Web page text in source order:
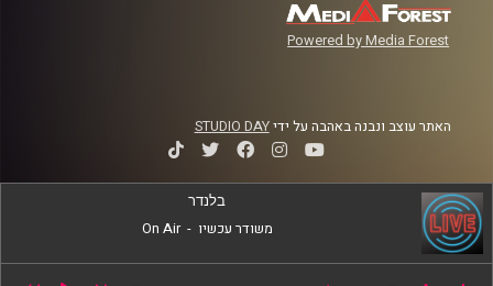
Powered by Media Forest
האתר עוצב ונבנה באהבה על ידיSTUDIO DAY
בלנדר
משודר עכשיו -
On Air